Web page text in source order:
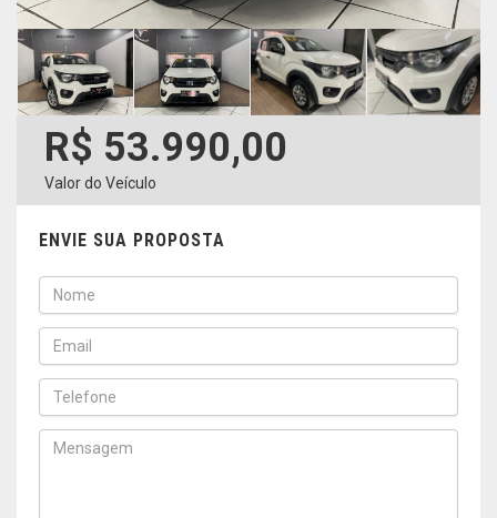
R$ 53.990,00
Valor do Veículo
ENVIE SUA PROPOSTA